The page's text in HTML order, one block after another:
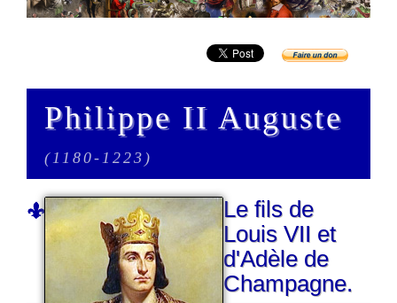
Philippe II Auguste
(1180-1223)
Le fils de
Louis VII et
d'Adèle de
Champagne.